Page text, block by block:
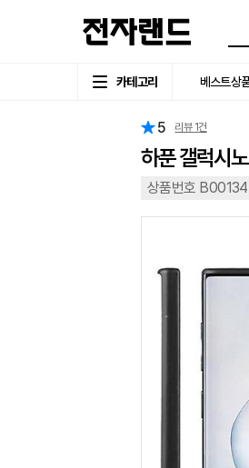
카테고리 베스트상
5 리뷰 1건
하푼 갤럭시
상품번호